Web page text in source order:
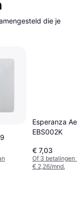
die je
Esperanza
EBS002K
€ 7,03
Of 3 betalingen
€ 2,26/mnd.